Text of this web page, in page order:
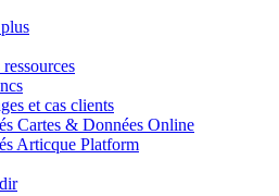
et cas clients
Cartes & Données Online
Articque Platform